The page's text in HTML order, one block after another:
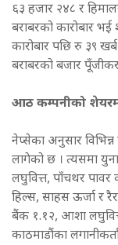
६३ हजार २४८ र
बराबरको कारोबार
कारोबार पछि रु ३९
बराबरको बजार
आठ कम्पनीको
नेप्सेका अनुसार
लागेको छ । त्यसमा
लघुवित्त, पाँचथर पावर
हिल्स, साहस ऊर्जा र
बैंक १.१२, आशा
काठमाडौंका